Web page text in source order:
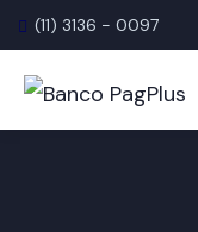
(11) 3136 - 0097